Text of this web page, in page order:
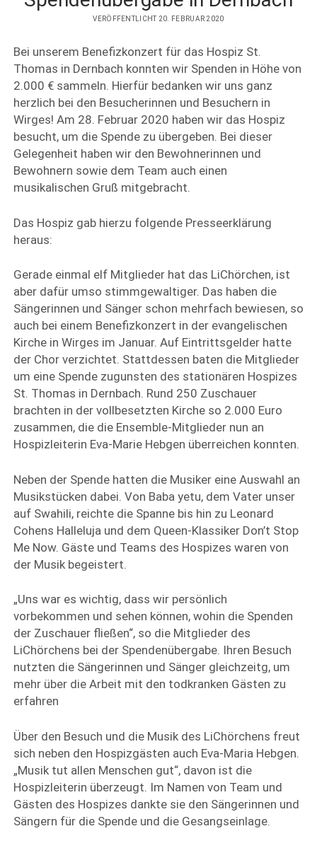
DATENSCHUTZERKLÄRUNG
form
VERÖFFENTLICHT 20. FEBRUAR 2020
Bei unserem Benefizkonzert für das Hospiz St.
Thomas in Dernbach konnten wir Spenden in Höhe von
2.000 € sammeln. Hierfür bedanken wir uns ganz
herzlich bei den Besucherinnen und Besuchern in
Wirges! Am 28. Februar 2020 haben wir das Hospiz
besucht, um die Spende zu übergeben. Bei dieser
Gelegenheit haben wir den Bewohnerinnen und
Bewohnern sowie dem Team auch einen
musikalischen Gruß mitgebracht.
Das Hospiz gab hierzu folgende Presseerklärung
heraus:
Gerade einmal elf Mitglieder hat das LiChörchen, ist
aber dafür umso stimmgewaltiger. Das haben die
Sängerinnen und Sänger schon mehrfach bewiesen, so
auch bei einem Benefizkonzert in der evangelischen
Kirche in Wirges im Januar. Auf Eintrittsgelder hatte
der Chor verzichtet. Stattdessen baten die Mitglieder
um eine Spende zugunsten des stationären Hospizes
St. Thomas in Dernbach. Rund 250 Zuschauer
brachten in der vollbesetzten Kirche so 2.000 Euro
zusammen, die die Ensemble-Mitglieder nun an
Hospizleiterin Eva-Marie Hebgen überreichen konnten.
Neben der Spende hatten die Musiker eine Auswahl an
Musikstücken dabei. Von Baba yetu, dem Vater unser
auf Swahili, reichte die Spanne bis hin zu Leonard
Cohens Halleluja und dem Queen-Klassiker Don’t Stop
Me Now. Gäste und Teams des Hospizes waren von
der Musik begeistert.
„Uns war es wichtig, dass wir persönlich
vorbekommen und sehen können, wohin die Spenden
der Zuschauer fließen“, so die Mitglieder des
LiChörchens bei der Spendenübergabe. Ihren Besuch
nutzten die Sängerinnen und Sänger gleichzeitg, um
mehr über die Arbeit mit den todkranken Gästen zu
erfahren
Über den Besuch und die Musik des LiChörchens freut
sich neben den Hospizgästen auch Eva-Maria Hebgen.
„Musik tut allen Menschen gut“, davon ist die
Hospizleiterin überzeugt. Im Namen von Team und
Gästen des Hospizes dankte sie den Sängerinnen und
Sängern für die Spende und die Gesangseinlage.